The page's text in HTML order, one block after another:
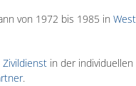
von 1972 bis 1985 in
Zivildienst in der
.